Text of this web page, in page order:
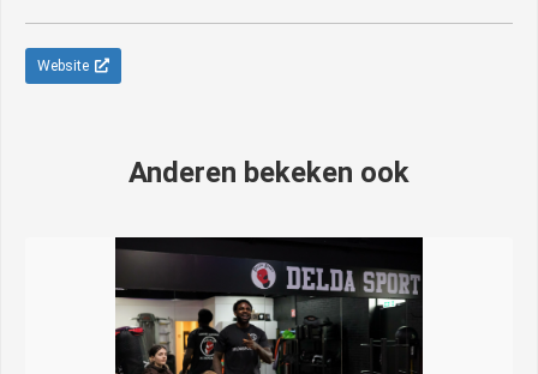
Website
Anderen bekeken ook